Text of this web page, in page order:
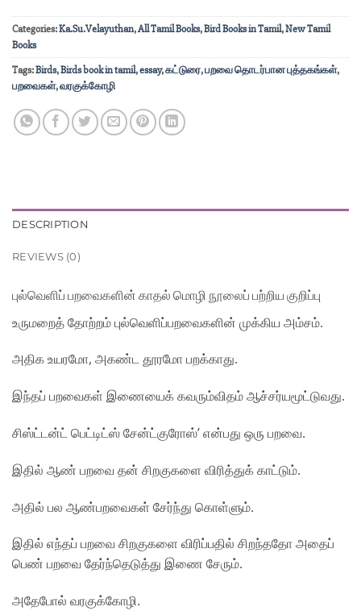
Categories:Ka.Su.Velayuthan,All Tamil Books,Bird Books in Tamil,New Tamil
Books
Tags:Birds,Birds book in tamil,essay,கட்டுரை,பறவை தொடர்பான புத்தகங்கள்,
பறவைகள்,வரகுக்கோழி
DESCRIPTION
REVIEWS (0)
புல்வெளிப் பறவைகளின் காதல் மொழி நூலைப் பற்றிய குறிப்பு
உருமறைத் தோற்றம் புல்வெளிப்பறவைகளின் முக்கிய அம்சம்.
அதிக உயரமோ, அகண்ட தூரமோ பறக்காது.
இந்தப் பறவைகள் இணையைக் கவரும்விதம் ஆச்சர்யமூட்டுவது.
சிஸ்ட்டன்ட் பெட்டிட்ஸ் சேன்ட்குரோஸ்’ என்பது ஒரு பறவை.
இதில் ஆண் பறவை தன் சிறகுகளை விரித்துக் காட்டும்.
அதில் பல ஆண்பறவைகள் சேர்ந்து கொள்ளும்.
இதில் எந்தப் பறவை சிறகுகளை விரிப்பதில் சிறந்ததோ அதைப்
பெண் பறவை தேர்ந்தெடுத்து இணை சேரும்.
அதேபோல் வரகுக்கோழி.